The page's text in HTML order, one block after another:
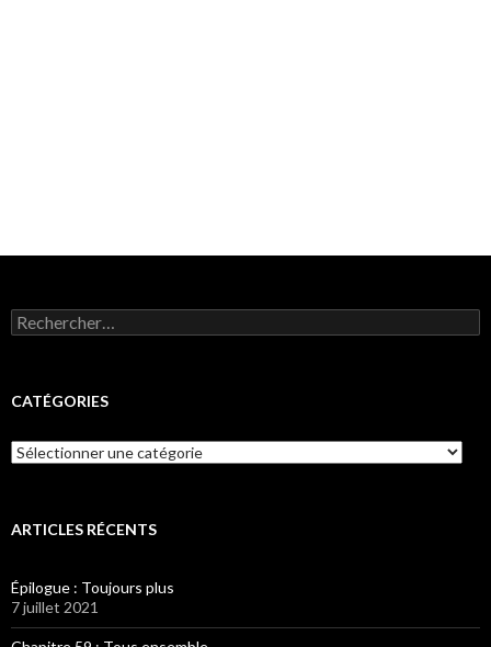
Rechercher :
CATÉGORIES
Catégories
ARTICLES RÉCENTS
Épilogue : Toujours plus
7 juillet 2021